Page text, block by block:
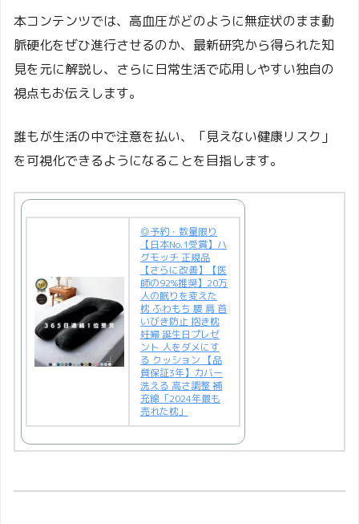
本コンテンツでは、高血圧がどのように無症状のまま動
脈硬化をぜひ進行させるのか、最新研究から得られた知
見を元に解説し、さらに日常生活で応用しやすい独自の
視点もお伝えします。
誰もが生活の中で注意を払い、「見えない健康リスク」
を可視化できるようになることを目指します。
◎予約・数量限り
【日本No.1受賞】ハ
グモッチ 正規品
【さらに改善】【医
師の92%推奨】20万
人の眠りを変えた
枕 ふわもち 腰 肩 首
いびき防止 抱き枕
妊婦 誕生日プレゼ
ント 人をダメにす
る クッション 【品
質保証3年】カバー
洗える 高さ調整 補
充綿「2024年最も
売れた枕」